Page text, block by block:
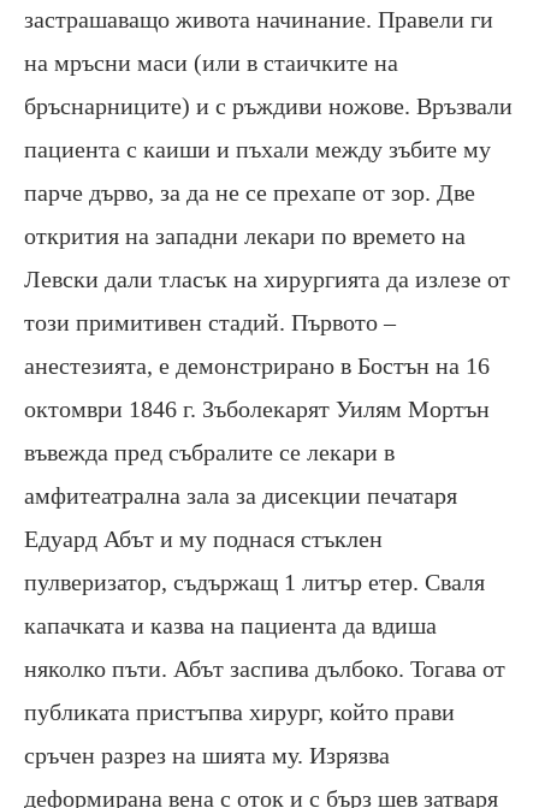
застрашаващо живота начинание. Правели ги
на мръсни маси (или в стаичките на
бръснарниците) и с ръждиви ножове. Връзвали
пациента с каиши и пъхали между зъбите му
парче дърво, за да не се прехапе от зор. Две
открития на западни лекари по времето на
Левски дали тласък на хирургията да излезе от
този примитивен стадий. Първото –
анестезията, е демонстрирано в Бостън на 16
октомври 1846 г. Зъболекарят Уилям Мортън
въвежда пред събралите се лекари в
амфитеатрална зала за дисекции печатаря
Едуард Абът и му поднася стъклен
пулверизатор, съдържащ 1 литър етер. Сваля
капачката и казва на пациента да вдиша
няколко пъти. Абът заспива дълбоко. Тогава от
публиката пристъпва хирург, който прави
сръчен разрез на шията му. Изрязва
деформирана вена с оток и с бърз шев затваря